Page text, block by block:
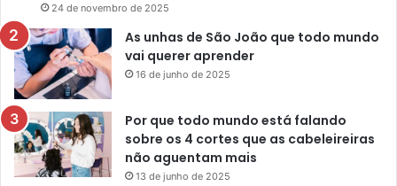
24 de novembro de 2025
As unhas de São João que todo mundo
vai querer aprender
16 de junho de 2025
Por que todo mundo está falando
sobre os 4 cortes que as cabeleireiras
não aguentam mais
13 de junho de 2025